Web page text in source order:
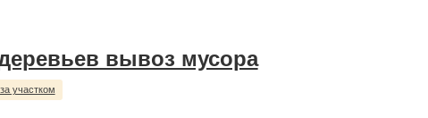
вывоз мусора
участком